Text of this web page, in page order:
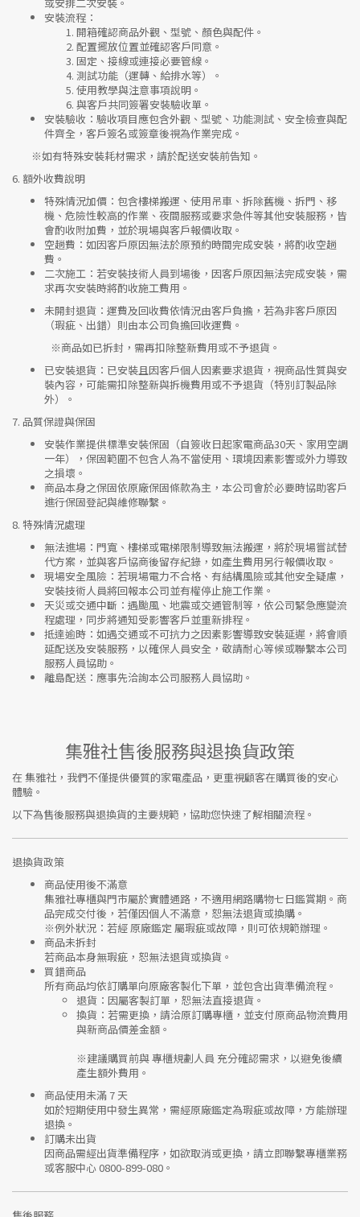
安裝流程 ：
開箱確認商品外觀、型號、顏色與配件。
配置擺放位置並確認客戶同意。
固定、接線或連接必要管線。
測試功能（運轉、給排水等）。
使用教學與注意事項說明。
與客戶共同簽署安裝驗收單。
安裝驗收 ：驗收項目應包含外觀、型號、功能測試、安全檢查與配
件齊全，客戶簽名或簽章後視為作業完成。
※如有特殊安裝耗材需求，請於配送安裝前告知。
6. 額外收費說明
特殊情況加價 ：包含樓梯搬運、使用吊車、拆除舊機、拆門、移
機、危險性較高的作業、夜間服務或要求急件等其他安裝服務，皆
會酌收附加費，並於現場與客戶報價收取。
空趟費 ：如因客戶原因無法於原預約時間完成安裝，將酌收空趟
費。
二次施工 ：若安裝技術人員到場後，因客戶原因無法完成安裝，需
求再次安裝時將酌收施工費用。
未開封退貨 ：運費及回收費依情況由客戶負擔，若為非客戶原因
（瑕疵、出錯）則由本公司負擔回收運費。
※商品如已拆封，需再扣除整新費用或不予退貨。
已安裝退貨 ：已安裝且因客戶個人因素要求退貨，視商品性質與安
裝內容，可能需扣除整新與拆機費用或不予退貨（特別訂製品除
外）。
7. 品質保證與保固
安裝作業提供標準安裝保固（自簽收日起家電商品30天、家用空調
一年），保固範圍不包含人為不當使用、環境因素影響或外力導致
之損壞。
商品本身之保固依原廠保固條款為主，本公司會於必要時協助客戶
進行保固登記與維修聯繫。
8. 特殊情況處理
無法進場 ：門寬、樓梯或電梯限制導致無法搬運，將於現場嘗試替
代方案，並與客戶協商後留存紀錄，如產生費用另行報價收取。
現場安全風險 ： 若現場電力不合格、有結構風險或其他安全疑慮，
安裝技術人員將回報本公司並有權停止施工作業。
天災或交通中斷 ：遇颱風、地震或交通管制等，依公司緊急應變流
程處理，同步將通知受影響客戶並重新排程。
抵達逾時 ：如遇交通或不可抗力之因素影響導致安裝延遲，將會順
延配送及安裝服務，以確保人員安全，敬請耐心等候或聯繫本公司
服務人員協助。
離島配送 ：應事先洽詢本公司服務人員協助。
集雅社售後服務與退換貨政策
在集雅社 ，我們不僅提供優質的家電產品，更重視顧客在購買後的安心
體驗。
以下為售後服務與退換貨的主要規範，協助您快速了解相關流程。
退換貨政策
商品使用後不滿意
集雅社專櫃與門市屬於實體通路，不適用網路購物七日鑑賞期 。商
品完成交付後，若僅因個人不滿意，恕無法退貨或換購。
※例外狀況：若經 原廠鑑定 屬瑕疵或故障，則可依規範辦理。
商品未拆封
若商品本身無瑕疵，恕無法退貨或換貨。
買錯商品
所有商品均依訂購單向原廠客製化下單 ，並包含出貨準備流程。
退貨 ：因屬客製訂單，恕無法直接退貨。
換貨 ：若需更換，請洽原訂購專櫃，並支付原商品物流費用
與新商品價差金額 。
※建議購買前與專櫃規劃人員 充分確認需求，以避免後續
產生額外費用。
商品使用未滿 7 天
如於短期使用中發生異常，需經原廠鑑定為瑕疵或故障，方能辦理
退換。
訂購未出貨
因商品需經出貨準備程序，如欲取消或更換，請立即聯繫專櫃業務
或客服中心 0800-899-080 。